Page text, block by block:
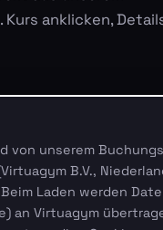
anklicken,
von unserem
B.V.,
Laden werden
an Virtuagym